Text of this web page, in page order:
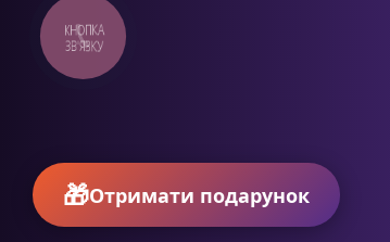
КНОПКА
ЗВ'ЯЗКУ
Отримати подарунок